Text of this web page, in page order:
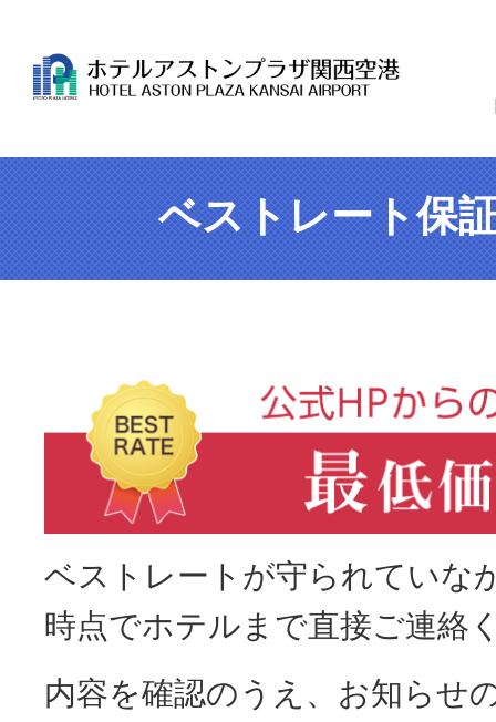
ベストレート保
ベストレートが守られていな
時点でホテルまで直接ご連絡
内容を確認のうえ、お知らせ